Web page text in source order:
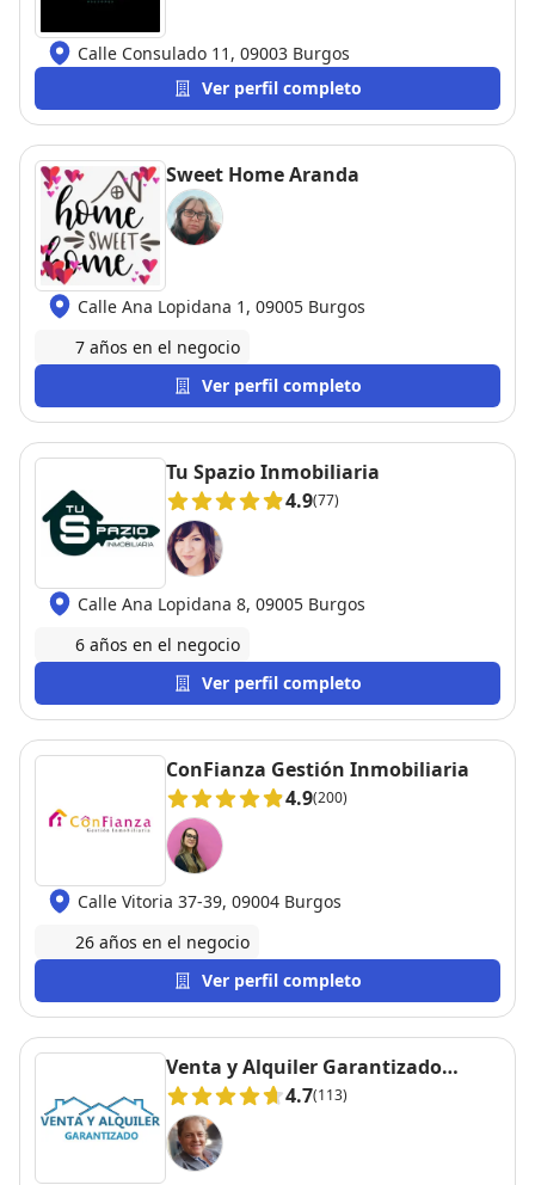
Calle Consulado 11, 09003 Burgos
Ver perfil completo
Sweet Home Aranda
Calle Ana Lopidana 1, 09005 Burgos
7 años en el negocio
Ver perfil completo
Tu Spazio Inmobiliaria
4.9(77)
Calle Ana Lopidana 8, 09005 Burgos
6 años en el negocio
Ver perfil completo
ConFianza Gestión Inmobiliaria
4.9(200)
Calle Vitoria 37-39, 09004 Burgos
26 años en el negocio
Ver perfil completo
Venta y Alquiler Garantizado
Inmobiliaria4.7(113)